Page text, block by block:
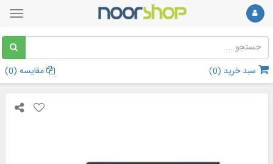
سبد خرید (0
) مقایسه (0
)